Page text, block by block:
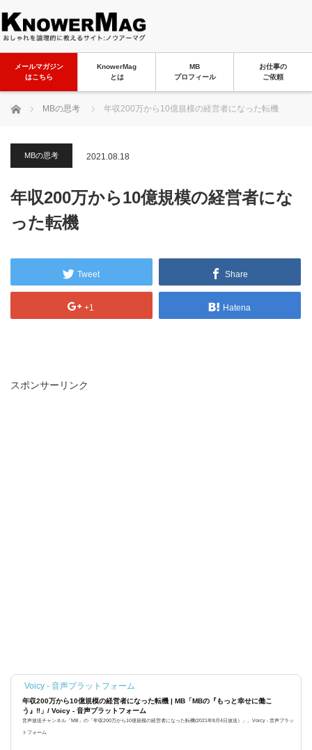
メールマガジン
はこちら
KnowerMag
とは
MB
プロフィール
お仕事の
ご依頼
ホーム MBの思考 年収200万から10億規模の経営者になった転機
MBの思考 2021.08.18
年収200万から10億規模の経営者にな
った転機
Tweet Share
+1 Hatena
スポンサーリンク
Voicy - 音声プラットフォーム
年収200万から10億規模の経営者になった転機 | MB「MBの『もっと幸せに働こ
う』‼️」/ Voicy - 音声プラットフォーム
音声放送チャンネル「MB」の「年収200万から10億規模の経営者になった転機(2021年8月4日放送）」。Voicy - 音声プラッ
トフォーム